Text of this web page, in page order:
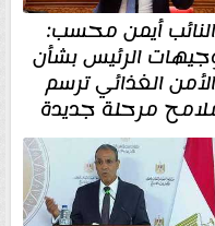
النائب أيمن محسب:
الرئيس بشأن
الأمن الغذائي ترسم
مرحلة جديدة